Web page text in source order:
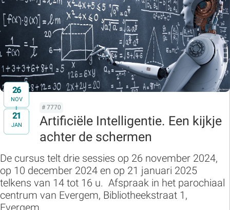
26
NOV
t/m
21
JAN
# 7770
Artificiële Intelligentie. Een kijkje
achter de schermen
De cursus telt drie sessies op 26 november 2024,
op 10 december 2024 en op 21 januari 2025
telkens van 14 tot 16 u. Afspraak in het parochiaal
centrum van Evergem, Bibliotheekstraat 1,
Evergem.